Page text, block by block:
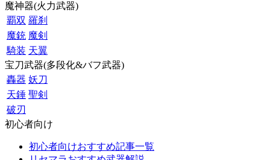
魔神器(火力武器)
覇双 羅刹
魔銃 魔剣
騎装 天翼
宝刀武器(多段化&バフ武器)
轟器 妖刀
天錘 聖剣
破刃
初心者向け
初心者向けおすすめ記事一覧